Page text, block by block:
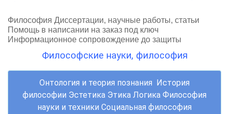
Философия Диссертации, научные работы, статьи
Помощь в написании на заказ под ключ
Информационное сопровождение до защиты
Философские науки, философия
Онтология и теория познания История
философии Эстетика Этика Логика Философия
науки и техники Социальная философия